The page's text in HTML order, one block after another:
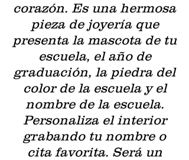
corazón. Es una hermosa
pieza de joyería que
presenta la mascota de tu
escuela, el año de
graduación, la piedra del
color de la escuela y el
nombre de la escuela.
Personaliza el interior
grabando tu nombre o
cita favorita. Será un